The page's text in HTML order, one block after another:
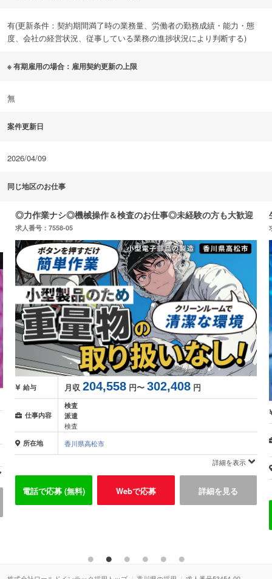
有(更新条件：契約期間満了時の業務量、労働者の勤務成績・能力・態
度、会社の経営状況、従事している業務の進捗状況により判断する)
※ 有期雇用の場合：雇用契約更新の上限
無
案件更新日
2026/04/09
同じ地区のお仕事
◎力作業ナシ◎機械操作＆検査のお仕事◎未経験の方も大歓迎
求人番号：7558-05
給与 月収 204,558 円〜 302,408 円
仕事内容
検査
派遣
検査
所在地
香川県高松市
詳細を表示
電話で応募 (無料) Webで応募 詳細を見る